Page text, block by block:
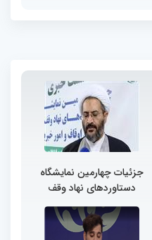
جزئیات چهارمین نمایشگاه
دستاوردهای نهاد وقف